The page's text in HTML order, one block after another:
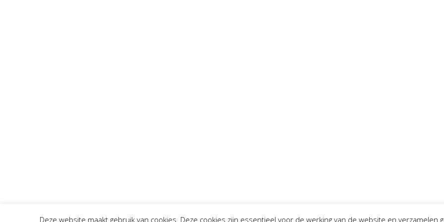
Deze website maakt gebruik van cookies. Deze cookies zijn essentieel voor de werking van de website en verzamelen